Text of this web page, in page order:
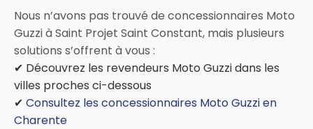
Nous n’avons pas trouvé de concessionnaires Moto
Guzzi à Saint Projet Saint Constant, mais plusieurs
solutions s’offrent à vous :
✔ Découvrez les revendeurs Moto Guzzi dans les
villes proches ci-dessous
✔ Consultez les concessionnaires Moto Guzzi en
Charente